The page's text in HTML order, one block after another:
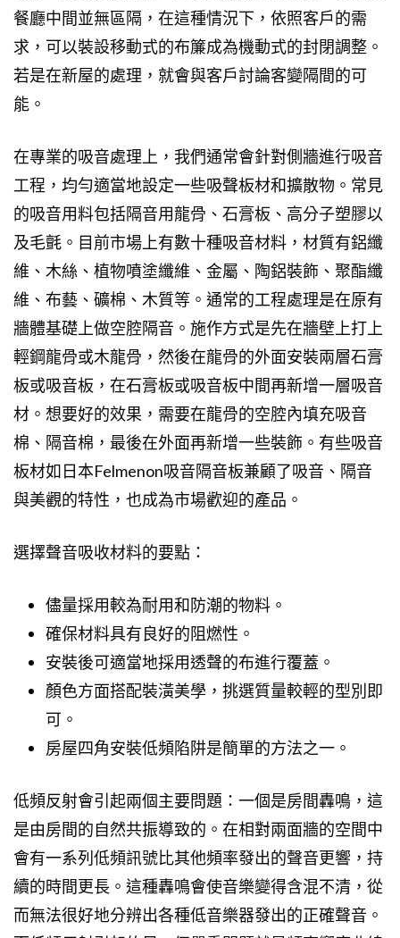
餐廳中間並無區隔，在這種情況下，依照客戶的需
求，可以裝設移動式的布簾成為機動式的封閉調整。
若是在新屋的處理，就會與客戶討論客變隔間的可
能。
在專業的吸音處理上，我們通常會針對側牆進行吸音
工程，均勻適當地設定一些吸聲板材和擴散物。常見
的吸音用料包括隔音用龍骨、石膏板、高分子塑膠以
及毛氈。目前市場上有數十種吸音材料，材質有鋁纖
維、木絲、植物噴塗纖維、金屬、陶鋁裝飾、聚酯纖
維、布藝、礦棉、木質等。通常的工程處理是在原有
牆體基礎上做空腔隔音。施作方式是先在牆壁上打上
輕鋼龍骨或木龍骨，然後在龍骨的外面安裝兩層石膏
板或吸音板，在石膏板或吸音板中間再新增一層吸音
材。想要好的效果，需要在龍骨的空腔內填充吸音
棉、隔音棉，最後在外面再新增一些裝飾。有些吸音
板材如日本Felmenon吸音隔音板兼顧了吸音、隔音
與美觀的特性，也成為市場歡迎的產品。
選擇聲音吸收材料的要點：
儘量採用較為耐用和防潮的物料。
確保材料具有良好的阻燃性。
安裝後可適當地採用透聲的布進行覆蓋。
顏色方面搭配裝潢美學，挑選質量較輕的型別即
可。
房屋四角安裝低頻陷阱是簡單的方法之一。
低頻反射會引起兩個主要問題：一個是房間轟鳴，這
是由房間的自然共振導致的。在相對兩面牆的空間中
會有一系列低頻訊號比其他頻率發出的聲音更響，持
續的時間更長。這種轟鳴會使音樂變得含混不清，從
而無法很好地分辨出各種低音樂器發出的正確聲音。